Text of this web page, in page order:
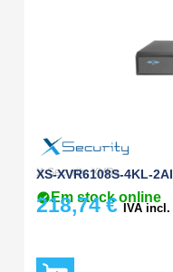
X-Security,XVRs
XS-XVR6108S-4KL-2AI
Em stock online
218,74€ IVA incl.